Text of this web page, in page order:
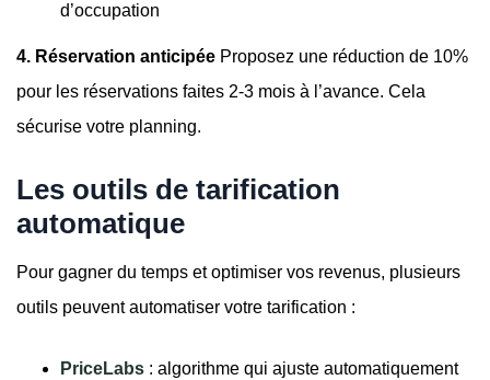
d’occupation
4. Réservation anticipée Proposez une réduction de 10%
pour les réservations faites 2-3 mois à l’avance. Cela
sécurise votre planning.
Les outils de tarification
automatique
Pour gagner du temps et optimiser vos revenus, plusieurs
outils peuvent automatiser votre tarification :
PriceLabs : algorithme qui ajuste automatiquement